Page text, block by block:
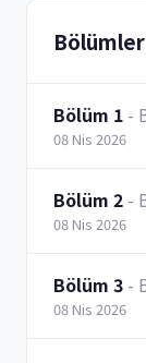
Bölümler
Bölüm 1 -
08 Nis 2026
Bölüm 2 -
08 Nis 2026
Bölüm 3 -
08 Nis 2026